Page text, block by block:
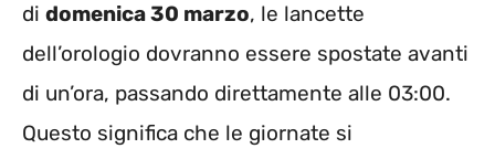
di domenica 30 marzo, le lancette
dell’orologio dovranno essere spostate avanti
di un’ora, passando direttamente alle 03:00.
Questo significa che le giornate si